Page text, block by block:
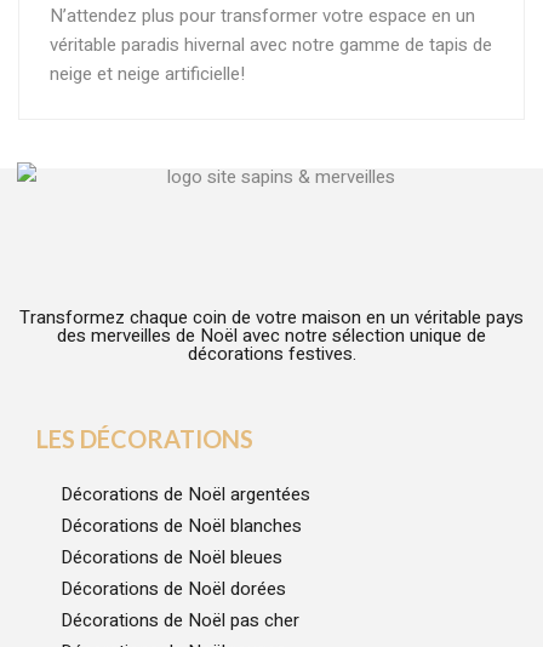
N’attendez plus pour transformer votre espace en un
véritable paradis hivernal avec notre gamme de tapis de
neige et neige artificielle!
Transformez chaque coin de votre maison en un véritable pays
des merveilles de Noël avec notre sélection unique de
décorations festives.
LES DÉCORATIONS
Décorations de Noël argentées
Décorations de Noël blanches
Décorations de Noël bleues
Décorations de Noël dorées
Décorations de Noël pas cher